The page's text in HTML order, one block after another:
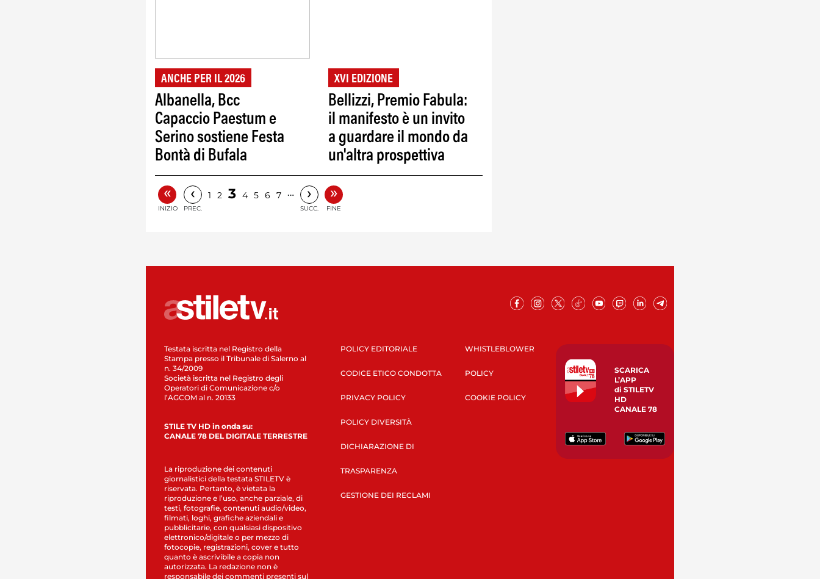
ANCHE PER IL 2026
Albanella, Bcc
Capaccio Paestum e
Serino sostiene Festa
Bontà di Bufala
XVI EDIZIONE
Bellizzi, Premio Fabula:
il manifesto è un invito
a guardare il mondo da
un'altra prospettiva
«
INIZIO
‹
PREC.
1 2 3 4 5 6 7 … ›
SUCC.
»
FINE
Testata iscritta nel Registro della
Stampa presso il Tribunale di Salerno al
n. 34/2009
Società iscritta nel Registro degli
Operatori di Comunicazione c/o
l’AGCOM al n. 20133
STILE TV HD in onda su:
CANALE 78 DEL DIGITALE TERRESTRE
La riproduzione dei contenuti
giornalistici della testata STILETV è
riservata. Pertanto, è vietata la
riproduzione e l’uso, anche parziale, di
testi, fotografie, contenuti audio/video,
filmati, loghi, grafiche aziendali e
pubblicitarie, con qualsiasi dispositivo
elettronico/digitale o per mezzo di
fotocopie, registrazioni, cover e tutto
quanto è ascrivibile a copia non
autorizzata. La redazione non è
responsabile dei commenti presenti sul
POLICY EDITORIALE
CODICE ETICO CONDOTTA
PRIVACY POLICY
POLICY DIVERSITÀ
DICHIARAZIONE DI
TRASPARENZA
GESTIONE DEI RECLAMI
WHISTLEBLOWER
POLICY
COOKIE POLICY
SCARICA
L’APP
di STILETV
HD
CANALE 78